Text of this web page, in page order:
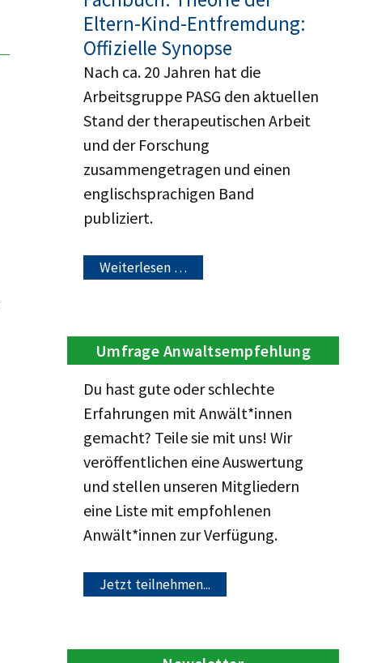
Eltern-Kind-Entfremdung:
Offizielle Synopse
Nach ca. 20 Jahren hat die
Arbeitsgruppe PASG den aktuellen
Stand der therapeutischen Arbeit
und der Forschung
zusammengetragen und einen
englischsprachigen Band
publiziert.
Weiterlesen …
Umfrage Anwaltsempfehlung
Du hast gute oder schlechte
Erfahrungen mit Anwält*innen
gemacht? Teile sie mit uns! Wir
veröffentlichen eine Auswertung
und stellen unseren Mitgliedern
eine Liste mit empfohlenen
Anwält*innen zur Verfügung.
Jetzt teilnehmen...